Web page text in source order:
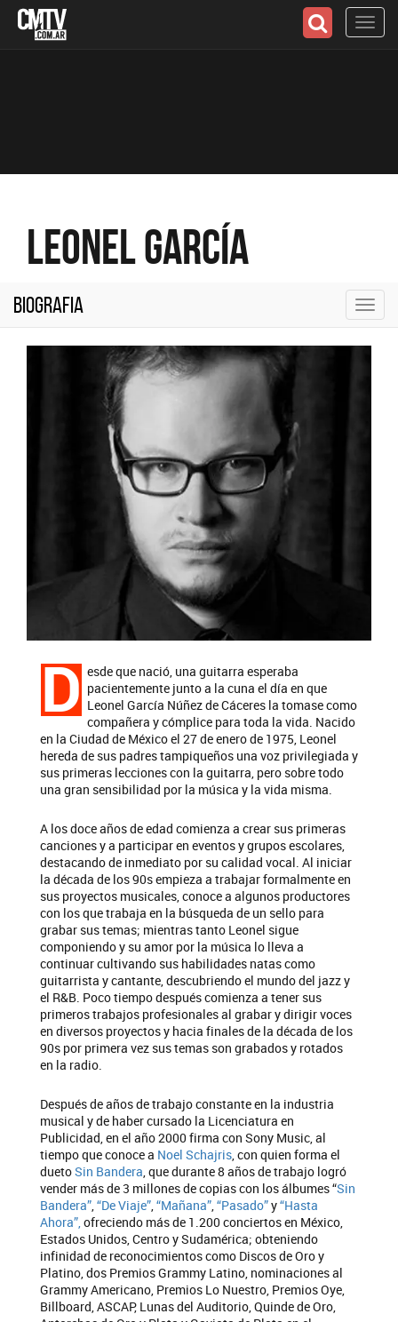
Leonel García
Biografia
D esde que nació, una guitarra esperaba
pacientemente junto a la cuna el día en que
Leonel García Núñez de Cáceres la tomase como
compañera y cómplice para toda la vida. Nacido
en la Ciudad de México el 27 de enero de 1975, Leonel
hereda de sus padres tampiqueños una voz privilegiada y
sus primeras lecciones con la guitarra, pero sobre todo
una gran sensibilidad por la música y la vida misma.
A los doce años de edad comienza a crear sus primeras
canciones y a participar en eventos y grupos escolares,
destacando de inmediato por su calidad vocal. Al iniciar
la década de los 90s empieza a trabajar formalmente en
sus proyectos musicales, conoce a algunos productores
con los que trabaja en la búsqueda de un sello para
grabar sus temas; mientras tanto Leonel sigue
componiendo y su amor por la música lo lleva a
continuar cultivando sus habilidades natas como
guitarrista y cantante, descubriendo el mundo del jazz y
el R&B. Poco tiempo después comienza a tener sus
primeros trabajos profesionales al grabar y dirigir voces
en diversos proyectos y hacia finales de la década de los
90s por primera vez sus temas son grabados y rotados
en la radio.
Después de años de trabajo constante en la industria
musical y de haber cursado la Licenciatura en
Publicidad, en el año 2000 firma con Sony Music, al
tiempo que conoce a Noel Schajris, con quien forma el
duetoSin Bandera, que durante 8 años de trabajo logró
vender más de 3 millones de copias con los álbumes “Sin
Bandera”,“De Viaje”,“Mañana”,“Pasado”y“Hasta
Ahora”,ofreciendo más de 1.200 conciertos en México,
Estados Unidos, Centro y Sudamérica; obteniendo
infinidad de reconocimientos como Discos de Oro y
Platino, dos Premios Grammy Latino, nominaciones al
Grammy Americano, Premios Lo Nuestro, Premios Oye,
Billboard, ASCAP, Lunas del Auditorio, Quinde de Oro,